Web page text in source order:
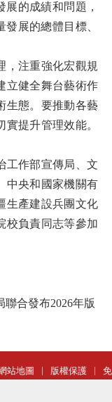
的成績和問題，
展的總體目標、
注重強化宏觀規
立健全舞台藝術作
生態。要推動各藝
提升管理效能。
作部宣傳局、文
中央和國家機關有
生產建設兵團文化
校負責同志等參加
合發布2026年版